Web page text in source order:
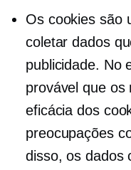
Os cookies são
coletar dados
publicidade. No
provável que os
eficácia dos
preocupações
disso, os dados